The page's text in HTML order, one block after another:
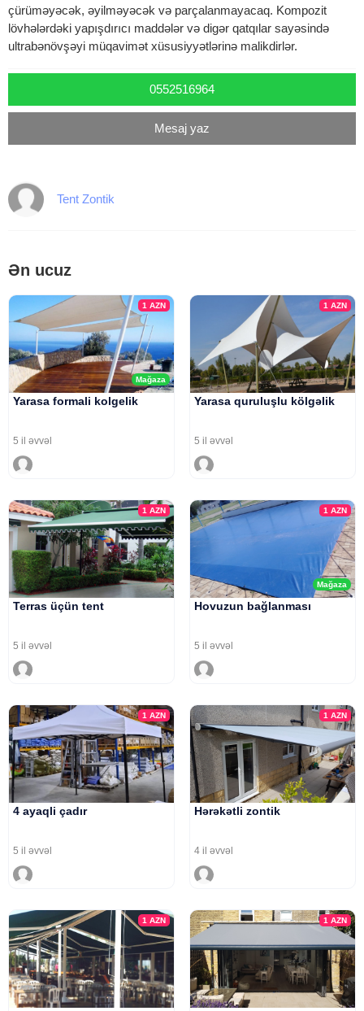
çürüməyəcək, əyilməyəcək və parçalanmayacaq. Kompozit
lövhələrdəki yapışdırıcı maddələr və digər qatqılar sayəsində
ultrabənövşəyi müqavimət xüsusiyyətlərinə malikdirlər.
0552516964
Mesaj yaz
Tent Zontik
Ən ucuz
Mağaza
1AZN
Yarasa formali kolgelik
5 il əvvəl
1 AZN
Yarasa quruluşlu kölgəlik
5 il əvvəl
1AZN
Terras üçün tent
5 il əvvəl
Mağaza
1 AZN
Hovuzun bağlanması
5 il əvvəl
1AZN
4 ayaqli çadır
5 il əvvəl
1 AZN
Hərəkətli zontik
4 il əvvəl
1AZN 1 AZN